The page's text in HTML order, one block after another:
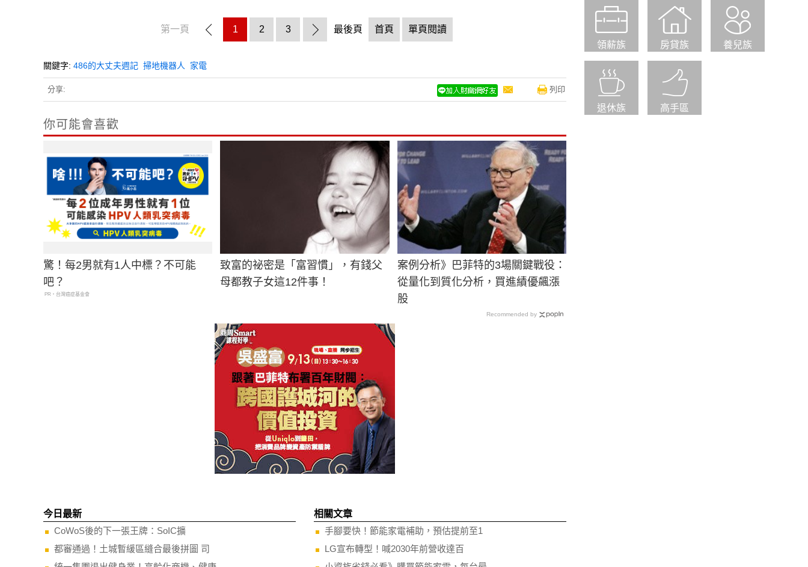
第一頁 1 2 3 最後頁 首頁 單頁閱讀
關鍵字: 486的大丈夫週記 掃地機器人 家電
分享: 列印
你可能會喜歡
驚！每2男就有1人中標？不可能
吧？
PR・台灣癌症基金會
致富的祕密是「富習慣」，有錢父
母都教子女這12件事！
案例分析》巴菲特的3場關鍵戰役：
從量化到質化分析，買進績優飆漲
股
Recommended by
今日最新
CoWoS後的下一張王牌：SoIC擴
都審通過！土城暫緩區縫合最後拼圖 司
相關文章
手腳要快！節能家電補助，預估提前至1
LG宣布轉型！喊2030年前營收達百
領薪族 房貸族 養兒族
退休族 高手區